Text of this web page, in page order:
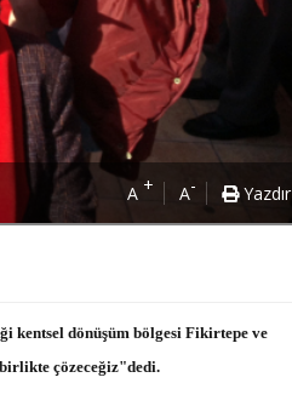
A + A- Yazdır
kentsel dönüşüm bölgesi Fikirtepe ve
çözeceğiz"dedi.